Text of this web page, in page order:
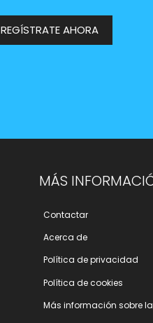
REGÍSTRATE AHORA
MÁS
Contactar
Acerca de
Polí­tica de privacidad
Polí­tica de cookies
Más información sobre